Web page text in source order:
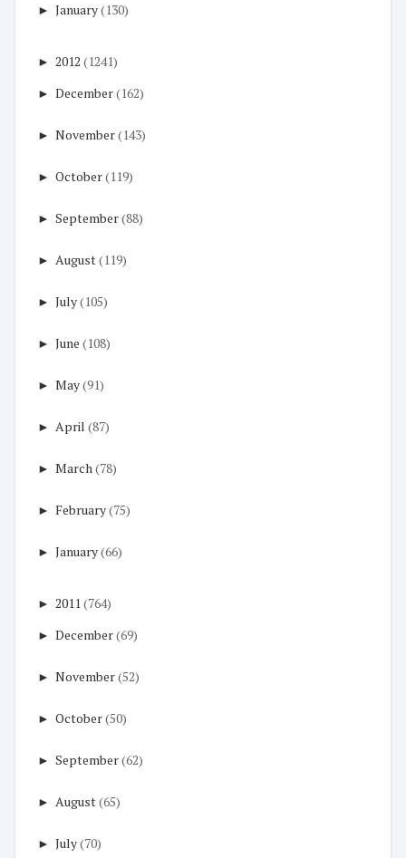
► January(130)
► 2012 (1241)
► December(162)
► November(143)
► October(119)
► September(88)
► August(119)
► July(105)
► June (108)
► May(91)
► April (87)
► March(78)
► February(75)
► January(66)
► 2011 (764)
► December(69)
► November(52)
► October(50)
► September(62)
► August(65)
► July(70)